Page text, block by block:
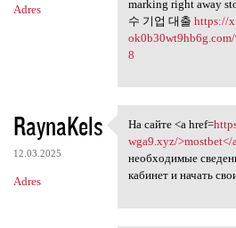
Adres
marking right away
수 기업 대출 https://
8
RaynaKels
12.03.2025
Adres
На сайте <a
На сайте <a href=
wga9.xyz/>mostbet</
необходимые
кабинет и начать